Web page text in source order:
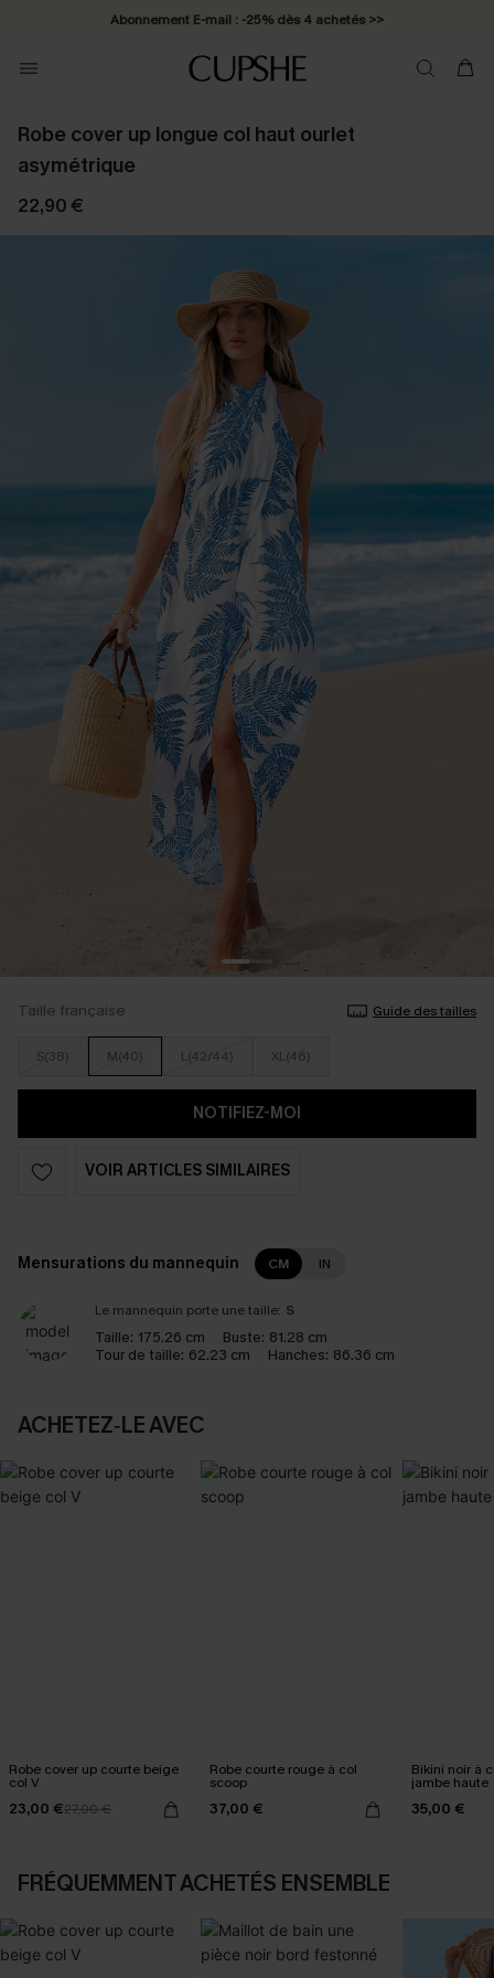
Abonnement E-mail : -25% dès 4 achetés >>
Robe cover up longue col haut ourlet
asymétrique
22,90 €
Taille française Guide des tailles
S(38) M(40) L(42/44) XL(46)
NOTIFIEZ-MOI
VOIR ARTICLES SIMILAIRES
Mensurations du mannequin CM IN
Le mannequin porte une taille: S
Taille: 175.26 cm Buste: 81.28 cm
Tour de taille: 62.23 cm Hanches: 86.36 cm
ACHETEZ‑LE AVEC
Robe cover up courte beige
col V
23,00 €27,00 €
Robe courte rouge à col
scoop
37,00 €
Bikini noir à
jambe haute
35,00 €
FRÉQUEMMENT ACHETÉS ENSEMBLE